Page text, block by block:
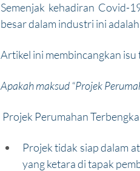
Semenjak kehadiran Covid-
besar dalam industri ini
Artikel ini membincangkan
Apakah maksud “Projek
Projek Perumahan
Projek tidak siap dalam
yang ketara di tapak